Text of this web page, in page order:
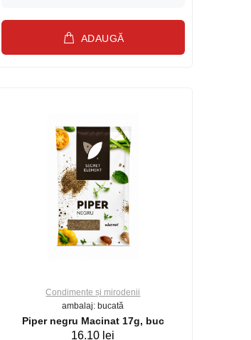
ADAUGĂ
Condimente și mirodenii
ambalaj: bucată
Piper negru Macinat 17g, buc
16.10 lei